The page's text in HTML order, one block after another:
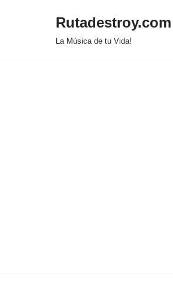
Rutadestroy.com
La Música de tu Vida!